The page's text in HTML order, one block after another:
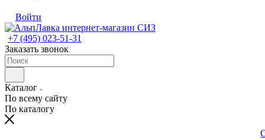
Войти
+7 (495) 023-51-31
Заказать звонок
Каталог
По всему сайту
По каталогу